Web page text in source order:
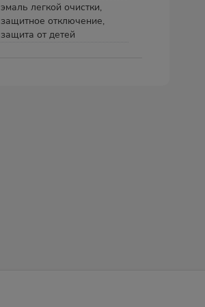
эмаль легкой очистки,
защитное отключение,
защита от детей